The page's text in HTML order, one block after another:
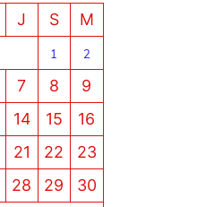
J S M
1 2
7 8
9
14 15
16
21 22
23
28 29
30